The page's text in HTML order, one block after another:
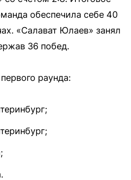
обеспечила себе 40
«Салават Юлаев» занял
36 побед.
раунда: